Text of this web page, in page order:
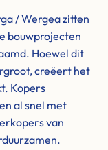
/ Wergea zitten
bouwprojecten
Hoewel dit
creëert het
Kopers
al snel met
van